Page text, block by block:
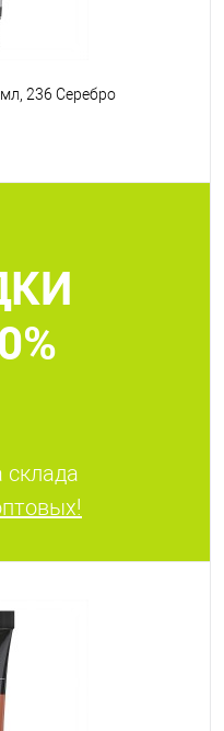
236 Серебро
В наличии
склада